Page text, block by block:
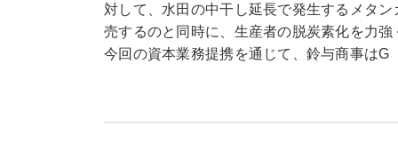
対して、水田の中干し延長で発生するメタ
売するのと同時に、生産者の脱炭素化を力
今回の資本業務提携を通じて、鈴与商事はG